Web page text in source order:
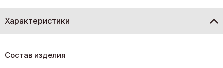
Характеристики
Состав изделия